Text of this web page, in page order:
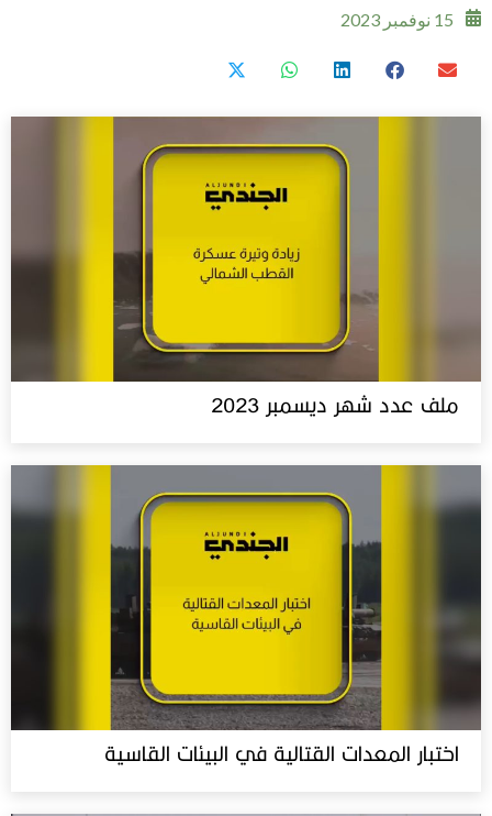
15 نوفمبر 2023
ملف عدد شهر ديسمبر 2023
اختبار المعدات القتالية في البيئات القاسية